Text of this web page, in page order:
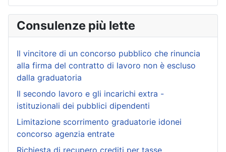
Consulenze più lette
Il vincitore di un concorso pubblico che rinuncia
alla firma del contratto di lavoro non è escluso
dalla graduatoria
Il secondo lavoro e gli incarichi extra -
istituzionali dei pubblici dipendenti
Limitazione scorrimento graduatorie idonei
concorso agenzia entrate